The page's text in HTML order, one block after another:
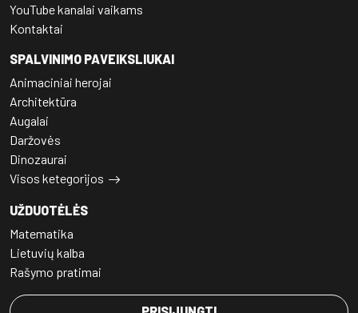
YouTube kanalai vaikams
Kontaktai
SPALVINIMO PAVEIKSLIUKAI
Animaciniai herojai
Architektūra
Augalai
Daržovės
Dinozaurai
Visos ketegorijos
UŽDUOTĖLĖS
Matematika
Lietuvių kalba
Rašymo pratimai